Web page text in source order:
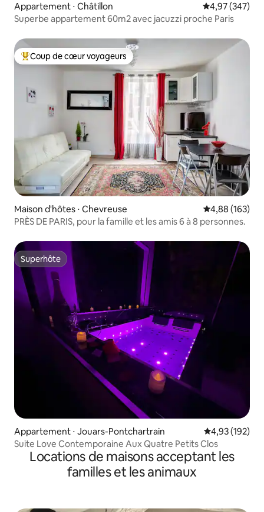
Appartement ⋅ Châtillon Évaluation
4,97 (347)
Superbe appartement 60m2 avec jacuzzi proche Paris
Coups de cœur voyageurs les plus appréciés
Coup de cœur voyageurs
Maison d'hôtes ⋅ Chevreuse Évaluation
4,88 (163)
PRÈS DE PARIS, pour la famille et les amis 6 à 8 personnes.
Superhôte
Superhôte
Appartement ⋅ Jouars-Pontchartrain Évaluation
4,93 (192)
Suite Love Contemporaine Aux Quatre Petits Clos
Locations de maisons acceptant les
familles et les animaux